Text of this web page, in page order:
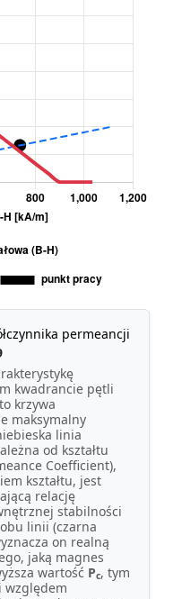
permeancji
kwadrancie pętli
krzywa
maksymalny
linia
od kształtu
Coefficient),
kształtu, jest
relację
stabilności
linii (czarna
on realną
jaką magnes
wartość Pc, tym
względem